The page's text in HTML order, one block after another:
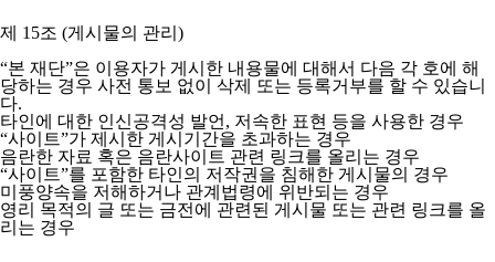
제 15조 (게시물의 관리)
“본 재단”은 이용자가 게시한 내용물에 대해서 다음 각 호에 해
당하는 경우 사전 통보 없이 삭제 또는 등록거부를 할 수 있습니
다.
타인에 대한 인신공격성 발언, 저속한 표현 등을 사용한 경우
“사이트”가 제시한 게시기간을 초과하는 경우
음란한 자료 혹은 음란사이트 관련 링크를 올리는 경우
“사이트”를 포함한 타인의 저작권을 침해한 게시물의 경우
미풍양속을 저해하거나 관계법령에 위반되는 경우
영리 목적의 글 또는 금전에 관련된 게시물 또는 관련 링크를 올
리는 경우